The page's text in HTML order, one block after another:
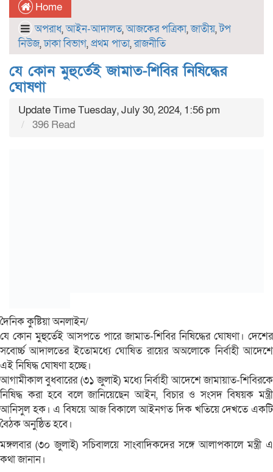
Home
অপরাধ,আইন-আদালত,আজকের পত্রিকা,জাতীয়,টপ
নিউজ,ঢাকা বিভাগ,প্রথম পাতা,রাজনীতি
যে কোন মুহুর্তেই জামাত-শিবির নিষিদ্ধের
ঘোষণা
Update Time Tuesday, July 30, 2024, 1:56 pm
396 Read
দৈনিক কুষ্টিয়া অনলাইন/
যে কোন মুহুর্তেই আসপতে পারে জামাত-শিবির নিষিদ্ধের ঘোষণা। দেশের
সবোর্চ্চ আদালতের ইতোমধ্যে ঘোষিত রায়ের অঅলোকে নির্বাহী আদেশে
এই নিষিদ্ধ ঘোষণা হচ্ছে।
আগামীকাল বুধবারের (৩১ জুলাই) মধ্যে নির্বাহী আদেশে জামায়াত-শিবিরকে
নিষিদ্ধ করা হবে বলে জানিয়েছেন আইন, বিচার ও সংসদ বিষয়ক মন্ত্রী
আনিসুল হক। এ বিষয়ে আজ বিকালে আইনগত দিক খতিয়ে দেখতে একটি
বৈঠক অনুষ্ঠিত হবে।
মঙ্গলবার (৩০ জুলাই) সচিবালয়ে সাংবাদিকদের সঙ্গে আলাপকালে মন্ত্রী এ
কথা জানান।